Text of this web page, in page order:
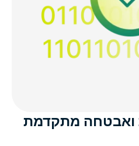
ואבטחה מתקדמת